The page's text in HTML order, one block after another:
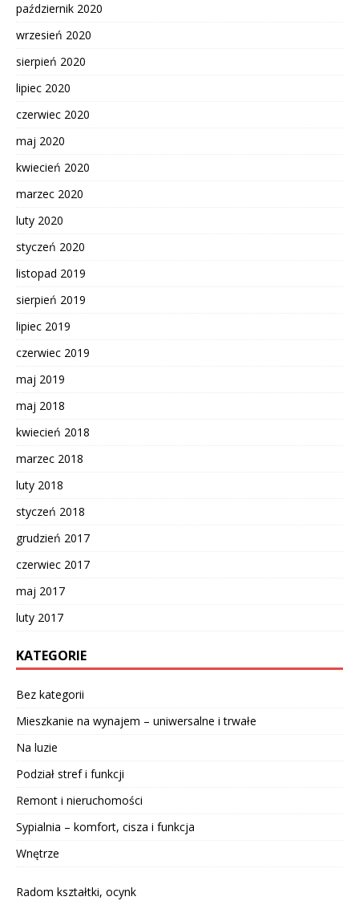
październik 2020
wrzesień 2020
sierpień 2020
lipiec 2020
czerwiec 2020
maj 2020
kwiecień 2020
marzec 2020
luty 2020
styczeń 2020
listopad 2019
sierpień 2019
lipiec 2019
czerwiec 2019
maj 2019
maj 2018
kwiecień 2018
marzec 2018
luty 2018
styczeń 2018
grudzień 2017
czerwiec 2017
maj 2017
luty 2017
KATEGORIE
Bez kategorii
Mieszkanie na wynajem – uniwersalne i trwałe
Na luzie
Podział stref i funkcji
Remont i nieruchomości
Sypialnia – komfort, cisza i funkcja
Wnętrze
Radom kształtki, ocynk